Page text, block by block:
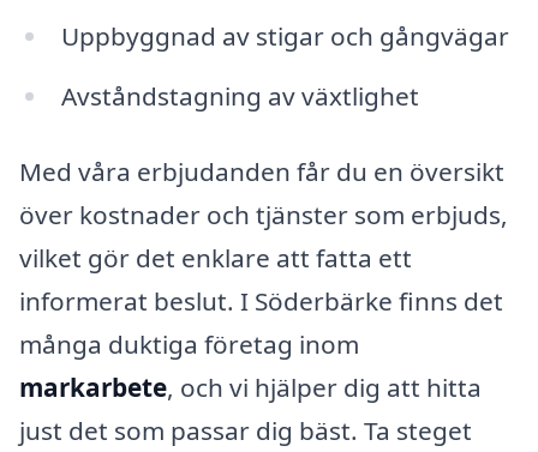
Uppbyggnad av stigar och gångvägar
Avståndstagning av växtlighet
Med våra erbjudanden får du en översikt
över kostnader och tjänster som erbjuds,
vilket gör det enklare att fatta ett
informerat beslut. I Söderbärke finns det
många duktiga företag inom
markarbete, och vi hjälper dig att hitta
just det som passar dig bäst. Ta steget